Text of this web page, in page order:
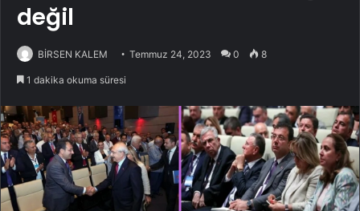
değil
BİRSEN KALEM Temmuz 24, 2023 0 8
1 dakika okuma süresi